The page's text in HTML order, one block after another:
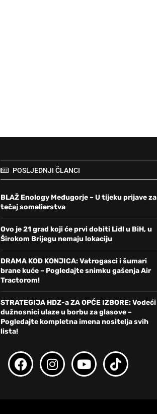
POSLJEDNJI ČLANCI
BLAŽ Enology Međugorje – U tijeku prijave za
tečaj somelierstva
Ovo je 21 grad koji će prvi dobiti Lidl u BiH, u
Širokom Brijegu nemaju lokaciju
DRAMA KOD KONJICA: Vatrogasci i šumari
brane kuće – Pogledajte snimku gašenja Air
Tractorom!
STRATEGIJA HDZ-a ZA OPĆE IZBORE: Vodeći
dužnosnici ulaze u borbu za glasove –
Pogledajte kompletna imena nositelja svih
lista!